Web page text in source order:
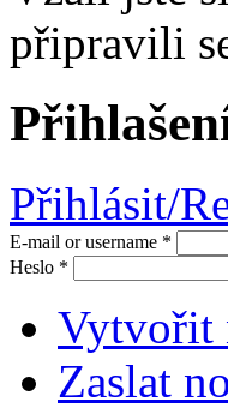
připravili
Přihlásit/
E-mail or username *
Heslo *
Vytvořit
Zaslat